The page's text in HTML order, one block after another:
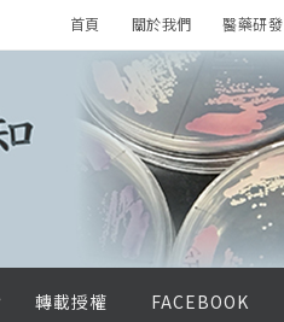
首頁 關於我們 醫藥研發
轉載授權 FACEBOOK